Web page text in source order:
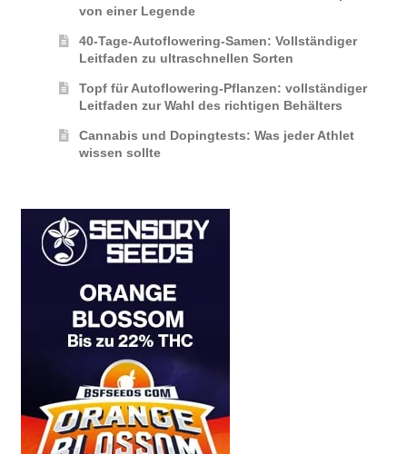
von einer Legende
40-Tage-Autoflowering-Samen: Vollständiger
Leitfaden zu ultraschnellen Sorten
Topf für Autoflowering-Pflanzen: vollständiger
Leitfaden zur Wahl des richtigen Behälters
Cannabis und Dopingtests: Was jeder Athlet
wissen sollte